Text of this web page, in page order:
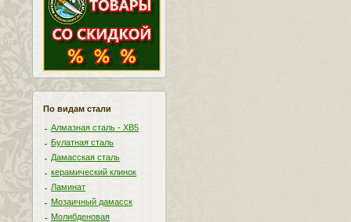
По видам стали
Алмазная сталь - ХВ5
Булатная сталь
Дамасская сталь
керамический клинок
Ламинат
Мозаичный дамасск
Молибденовая